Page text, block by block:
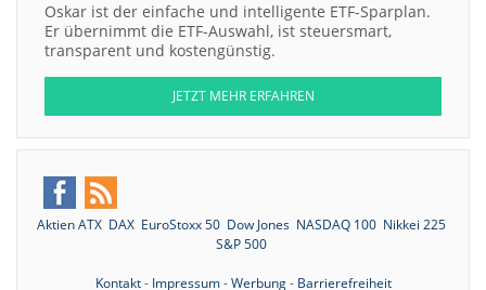
Oskar ist der einfache und intelligente ETF-Sparplan.
Er übernimmt die ETF-Auswahl, ist steuersmart,
transparent und kostengünstig.
JETZT MEHR ERFAHREN
Aktien ATX DAX EuroStoxx 50 Dow Jones NASDAQ 100 Nikkei 225
S&P 500
Kontakt- Impressum-Werbung- Barrierefreiheit